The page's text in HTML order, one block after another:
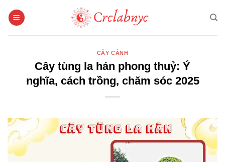
qua
CÂY CẢNH
Cây tùng la hán phong thuỷ: Ý
nghĩa, cách trồng, chăm sóc 2025